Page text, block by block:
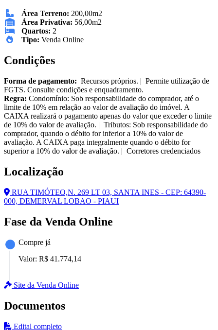
Área Terreno: 200,00m2
Área Privativa: 56,00m2
Quartos: 2
Tipo: Venda Online
Condições
Forma de pagamento: Recursos próprios. | Permite utilização de
FGTS. Consulte condições e enquadramento.
Regra: Condomínio: Sob responsabilidade do comprador, até o
limite de 10% em relação ao valor de avaliação do imóvel. A
CAIXA realizará o pagamento apenas do valor que exceder o limite
de 10% do valor de avaliação. | Tributos: Sob responsabilidade do
comprador, quando o débito for inferior a 10% do valor de
avaliação. A CAIXA paga integralmente quando o débito for
superior a 10% do valor de avaliação. | Corretores credenciados
Localização
RUA TIMÓTEO,N. 269 LT 03, SANTA INES - CEP: 64390-
000, DEMERVAL LOBAO - PIAUI
Fase da Venda Online
Compre já
Valor: R$ 41.774,14
Site da Venda Online
Documentos
Edital completo